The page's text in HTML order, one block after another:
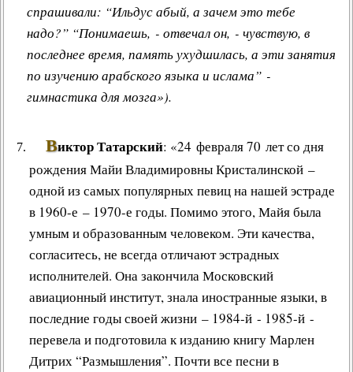
спрашивали: “Ильдус абый, а зачем это тебе
надо?” “Понимаешь, - отвечал он, - чувствую, в
последнее время, память ухудшилась, а эти занятия
по изучению арабского языка и ислама” -
гимнастика для мозга»).
Виктор Татарский: «24 февраля 70 лет со дня
рождения Майи Владимировны Кристалинской –
одной из самых популярных певиц на нашей эстраде
в 1960-е – 1970-е годы. Помимо этого, Майя была
умным и образованным человеком. Эти качества,
согласитесь, не всегда отличают эстрадных
исполнителей. Она закончила Московский
авиационный институт, знала иностранные языки, в
последние годы своей жизни – 1984-й - 1985-й -
перевела и подготовила к изданию книгу Марлен
Дитрих “Размышления”. Почти все песни в